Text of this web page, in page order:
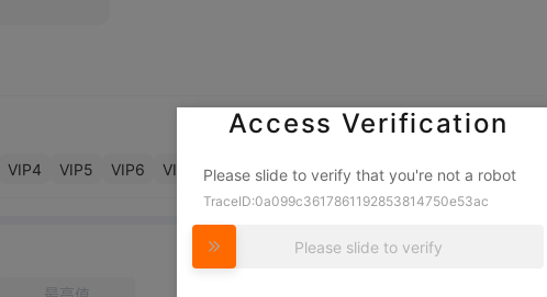
VIP4 VIP5 VIP6 VIP7 VIP8 VIP9 VIP10 VIP11 VIP12
Access Verification
Please slide to verify that you're not a robot
TraceID:0a099c3617861192853814750e53ac
Please slide to verify